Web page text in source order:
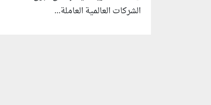
الشركات العالمية العاملة...